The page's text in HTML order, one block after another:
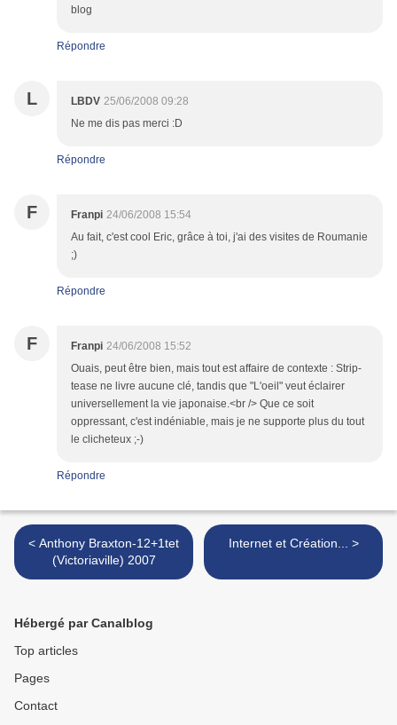
blog
Répondre
L LBDV 25/06/2008 09:28
Ne me dis pas merci :D
Répondre
F Franpi 24/06/2008 15:54
Au fait, c'est cool Eric, grâce à toi, j'ai des visites de Roumanie
;)
Répondre
F Franpi 24/06/2008 15:52
Ouais, peut être bien, mais tout est affaire de contexte : Strip-
tease ne livre aucune clé, tandis que "L'oeil" veut éclairer
universellement la vie japonaise.<br /> Que ce soit
oppressant, c'est indéniable, mais je ne supporte plus du tout
le clicheteux ;-)
Répondre
< Anthony Braxton-12+1tet
(Victoriaville) 2007
Internet et Création... >
Hébergé par Canalblog
Top articles
Pages
Contact